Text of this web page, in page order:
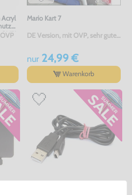
Mario Kart 7
DE Version, mit OVP, sehr guter Zustand, gebraucht
nur24,99 €
Warenkorb